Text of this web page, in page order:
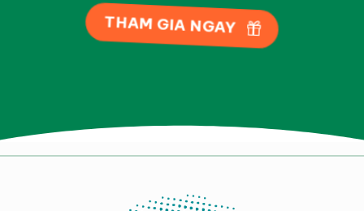
THAM GIA NGAY